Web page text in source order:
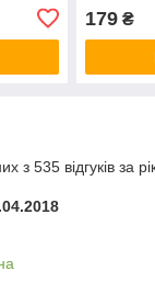
179₴
з 535 відгуків за